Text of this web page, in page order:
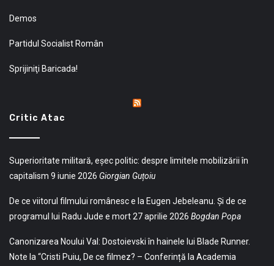
Demos
Partidul Socialist Român
Sprijiniţi Baricada!
Critic Atac
Superioritate militară, eșec politic: despre limitele mobilizării în
capitalism 9 iunie 2026 Giorgian Guțoiu
De ce viitorul filmului românesc e la Eugen Jebeleanu. Și de ce
programul lui Radu Jude e mort27 aprilie 2026 Bogdan Popa
Canonizarea Noului Val: Dostoievski în hainele lui Blade Runner.
Note la “Cristi Puiu, De ce filmez? – Conferință la Academia